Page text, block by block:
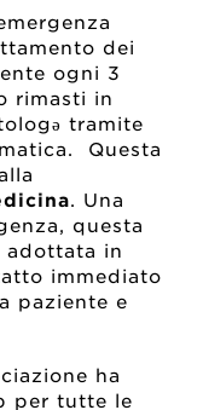
dei
ogni 3
rimasti in
tramite
Questa
. Una
questa
adottata in
immediato
paziente e
ha
per tutte le